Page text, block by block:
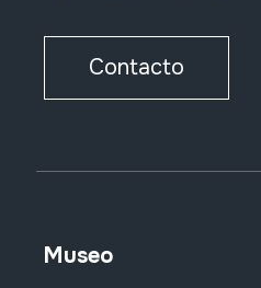
Contacto
Museo